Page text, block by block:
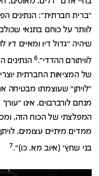
"ברית חברתית": הנתינים
לוותר על כוחם בתנאי שכולם
שיהיה "גדול דיו ומאיים דיו
לוויתורם ההדדי".6הנתינים
של המציאות החברתית
"לויתן" שעוצמתו מבטיחה
מנחם לורברבוים, אינו "עורך
המפלצתי של הכוח הזה,
ממדים מיתיים עצומים,
בני שחץ' (איוב מא, כו)".7